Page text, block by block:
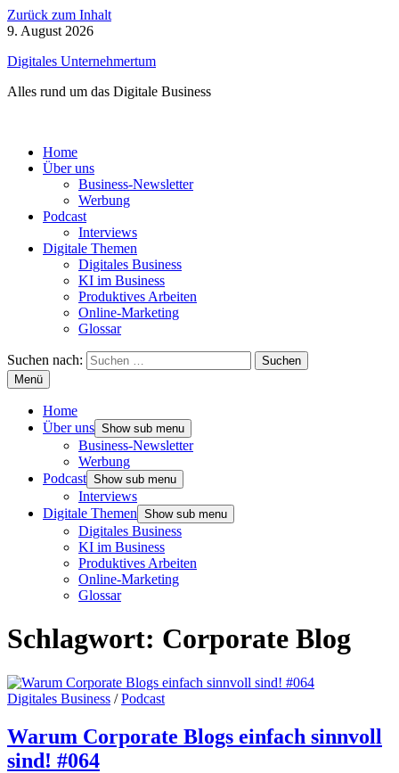
Zurück zum Inhalt
9. August 2026
Digitales Unternehmertum
Alles rund um das Digitale Business
Home
Über uns
Business-Newsletter
Werbung
Podcast
Interviews
Digitale Themen
Digitales Business
KI im Business
Produktives Arbeiten
Online-Marketing
Glossar
Suchen nach:
Menü
Home
Über uns Show sub menu
Business-Newsletter
Werbung
Podcast Show sub menu
Interviews
Digitale Themen Show sub menu
Digitales Business
KI im Business
Produktives Arbeiten
Online-Marketing
Glossar
Schlagwort: Corporate Blog
Digitales Business /Podcast
Warum Corporate Blogs einfach sinnvoll
sind! #064